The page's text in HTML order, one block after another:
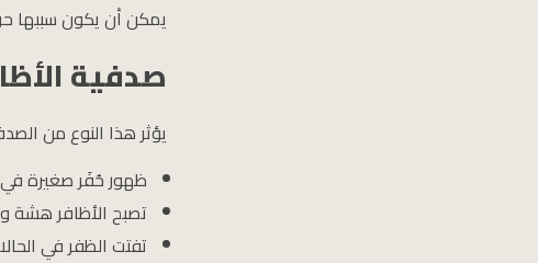
يمكن أن يكون سببها
صدفية
يؤثر هذا النوع من
ظهور حُفَر صغيرة في
تصبح الأظافر هشة
تفتت الظفر في